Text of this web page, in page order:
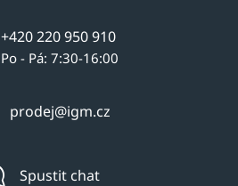
+420 220 950 910
Po - Pá: 7:30-16:00
prodej@igm.cz
Spustit chat